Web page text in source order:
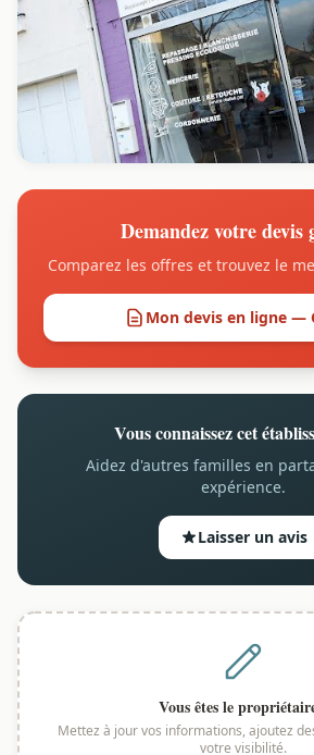
Demandez votre
Comparez les offres et trouvez le
Mon devis en ligne —
Vous connaissez cet
Aidez d'autres familles en
expérience.
Laisser un avis
Vous êtes le
Mettez à jour vos informations, ajoutez
votre visibilité.